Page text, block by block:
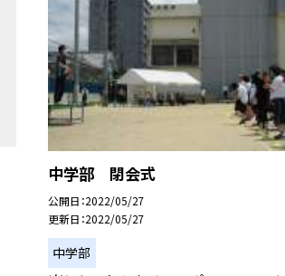
中学部 閉会式
公開日 2022/05/27
更新日 2022/05/27
中学部